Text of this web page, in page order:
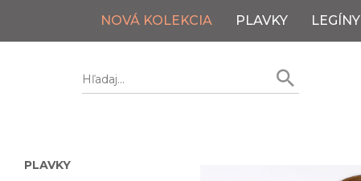
NOVÁ KOLEKCIA PLAVKY LEGÍNY
PLAVKY